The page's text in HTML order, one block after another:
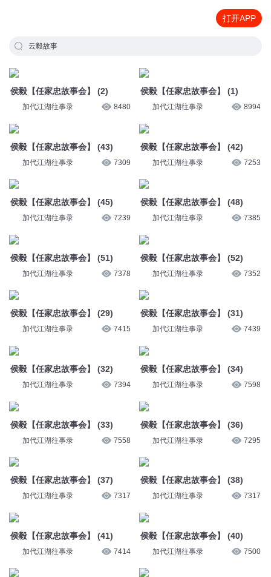
打开APP
云毅故事
侯毅【任家忠故事会】 (2)
加代江湖往事录 8480
侯毅【任家忠故事会】 (43)
加代江湖往事录 7309
侯毅【任家忠故事会】 (45)
加代江湖往事录 7239
侯毅【任家忠故事会】 (51)
加代江湖往事录 7378
侯毅【任家忠故事会】 (29)
加代江湖往事录 7415
侯毅【任家忠故事会】 (32)
加代江湖往事录 7394
侯毅【任家忠故事会】 (33)
加代江湖往事录 7558
侯毅【任家忠故事会】 (37)
加代江湖往事录 7317
侯毅【任家忠故事会】 (41)
加代江湖往事录 7414
侯毅【任家忠故事会】 (1)
加代江湖往事录 8994
侯毅【任家忠故事会】 (42)
加代江湖往事录 7253
侯毅【任家忠故事会】 (48)
加代江湖往事录 7385
侯毅【任家忠故事会】 (52)
加代江湖往事录 7352
侯毅【任家忠故事会】 (31)
加代江湖往事录 7439
侯毅【任家忠故事会】 (34)
加代江湖往事录 7598
侯毅【任家忠故事会】 (36)
加代江湖往事录 7295
侯毅【任家忠故事会】 (38)
加代江湖往事录 7317
侯毅【任家忠故事会】 (40)
加代江湖往事录 7500